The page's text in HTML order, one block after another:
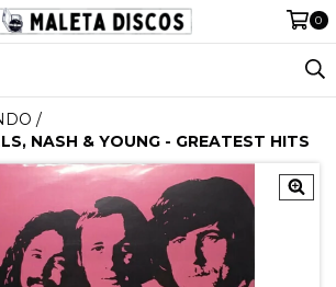
0
/
NASH & YOUNG - GREATEST HITS